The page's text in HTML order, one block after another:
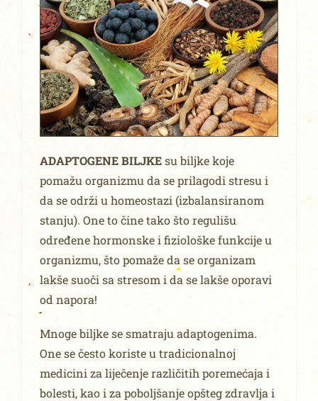
ADAPTOGENE BILJKEsu biljke koje
pomažu organizmu da se prilagodi stresu i
da se održi u homeostazi (izbalansiranom
stanju). One to čine tako što regulišu
određene hormonske i fiziološke funkcije u
organizmu, što pomaže da se organizam
lakše suoči sa stresom i da se lakše oporavi
od napora!
Mnoge biljke se smatraju adaptogenima.
One se često koriste u tradicionalnoj
medicini za liječenje različitih poremećaja i
bolesti, kao i za poboljšanje opšteg zdravlja i